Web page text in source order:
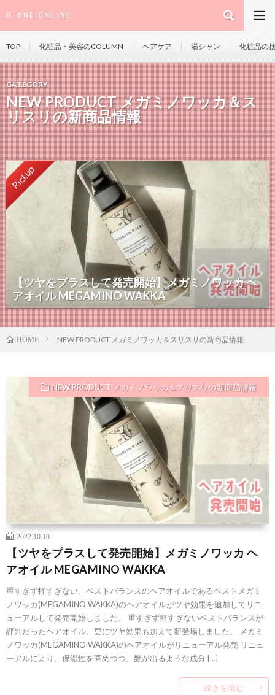
TOP 化粧品・美容のCOLUMN ヘアケア 湯シャン 化粧品の
CATEGORY
NEW PRODUCT メガミノワッカ＆ス
リスリの新商品情報
Pickup
【ツヤをプラスして発売開始】メガミノワッカ ヘ
アオイル MEGAMINO WAKKA
HOME NEW PRODUCT メガミノワッカ＆スリスリの新商品情報
NEW PRODUCT メガミノワッカ＆スリスリの新商品情報
2022.10.10
【ツヤをプラスして発売開始】メガミノワッカ ヘ
アオイル MEGAMINO WAKKA
重すぎず軽すぎない、ベストバランスのヘアオイルであるベストメガミ
ノワッカ(MEGAMINO WAKKA)のヘアオイルがツヤ効果を追加してリニ
ューアルして発売開始しました。 重すぎず軽すぎないベストバランスが
評判だったヘアオイル。更にツヤ効果も加えて新登場しました。 メガミ
ノワッカ(MEGAMINO WAKKA)のヘアオイルがリニューアル発売 リニュ
ーアルにより、保湿性を高めつつ、艶が出るような成分 […]
続きを読む